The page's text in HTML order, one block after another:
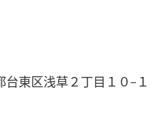
台東区浅草２丁目１０−１